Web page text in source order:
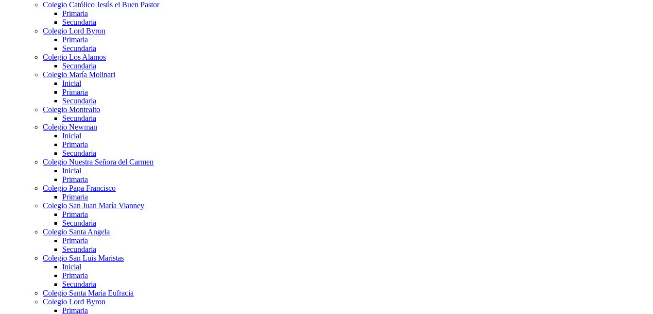
Colegio Católico Jesús el Buen Pastor
Primaria
Secundaria
Colegio Lord Byron
Primaria
Secundaria
Colegio Los Alamos
Secundaria
Colegio María Molinari
Inicial
Primaria
Secundaria
Colegio Montealto
Secundaria
Colegio Newman
Inicial
Primaria
Secundaria
Colegio Nuestra Señora del Carmen
Inicial
Primaria
Colegio Papa Francisco
Primaria
Colegio San Juan María Vianney
Primaria
Secundaria
Colegio Santa Angela
Primaria
Secundaria
Colegio San Luis Maristas
Inicial
Primaria
Secundaria
Colegio Santa María Eufracia
Colegio Lord Byron
Primaria